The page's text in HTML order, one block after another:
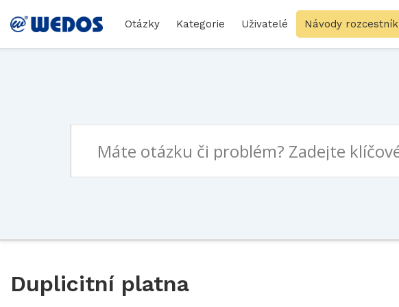
Otázky Kategorie Uživatelé Návody rozcestník
Duplicitní platna